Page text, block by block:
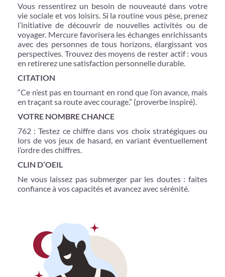
Vous ressentirez un besoin de nouveauté dans votre
vie sociale et vos loisirs. Si la routine vous pèse, prenez
l’initiative de découvrir de nouvelles activités ou de
voyager. Mercure favorisera les échanges enrichissants
avec des personnes de tous horizons, élargissant vos
perspectives. Trouvez des moyens de rester actif : vous
en retirerez une satisfaction personnelle durable.
CITATION
“Ce n’est pas en tournant en rond que l’on avance, mais
en traçant sa route avec courage.” (proverbe inspiré).
VOTRE NOMBRE CHANCE
762 : Testez ce chiffre dans vos choix stratégiques ou
lors de vos jeux de hasard, en variant éventuellement
l’ordre des chiffres.
CLIN D’OEIL
Ne vous laissez pas submerger par les doutes : faites
confiance à vos capacités et avancez avec sérénité.